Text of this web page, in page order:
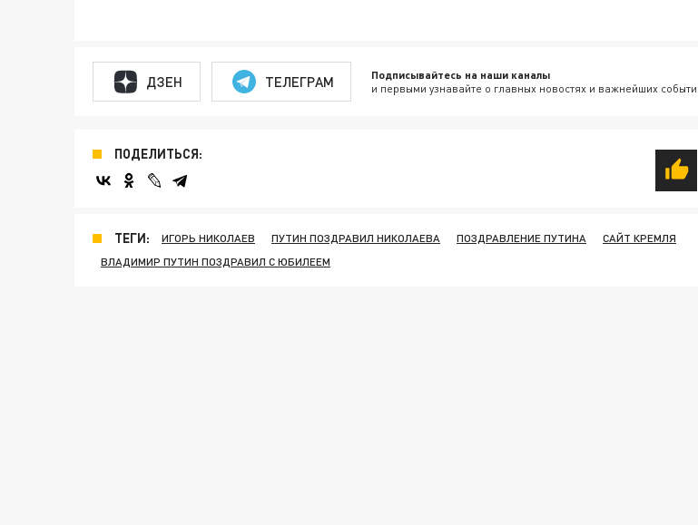
ДЗЕН ТЕЛЕГРАМ Подписывайтесь на наши каналы
и первыми узнавайте о главных новостях и важнейших
ПОДЕЛИТЬСЯ:
ТЕГИ: ИГОРЬ НИКОЛАЕВ ПУТИН ПОЗДРАВИЛ НИКОЛАЕВА ПОЗДРАВЛЕНИЕ ПУТИНА
САЙТ КРЕМЛЯ
ВЛАДИМИР ПУТИН ПОЗДРАВИЛ С ЮБИЛЕЕМ